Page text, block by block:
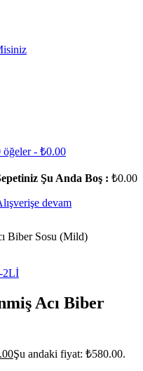
öğeler - ₺0.00
Şu Anda Boş : ₺0.00
devam
Biber Sosu (Mild)
Acı Biber
Şu andaki fiyat: ₺580.00.